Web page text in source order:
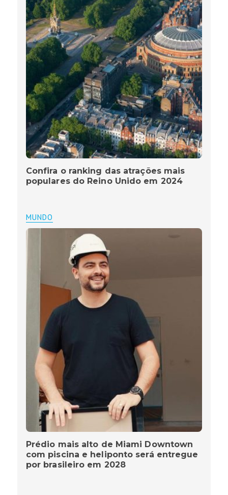
Confira o ranking das atrações mais
populares do Reino Unido em 2024
MUNDO
Prédio mais alto de Miami Downtown
com piscina e heliponto será entregue
por brasileiro em 2028